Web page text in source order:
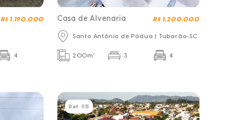
R$ 1.190.000
4
Casa de Alvenaria R$ 1.200.000
Santo Antônio de Pádua | Tubarão-SC
200m² 3 4
Ref. 931